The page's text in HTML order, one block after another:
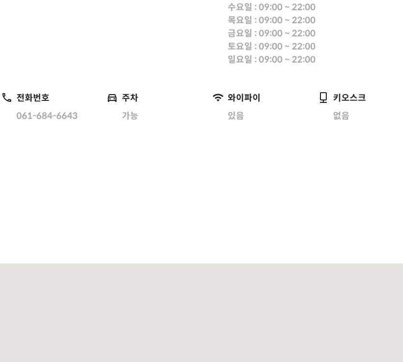
수요일 : 09:00 ~ 22:00
목요일 : 09:00 ~ 22:00
금요일 : 09:00 ~ 22:00
토요일 : 09:00 ~ 22:00
일요일 : 09:00 ~ 22:00
전화번호
061-684-6643
주차
가능
와이파이
있음
키오스크
없음